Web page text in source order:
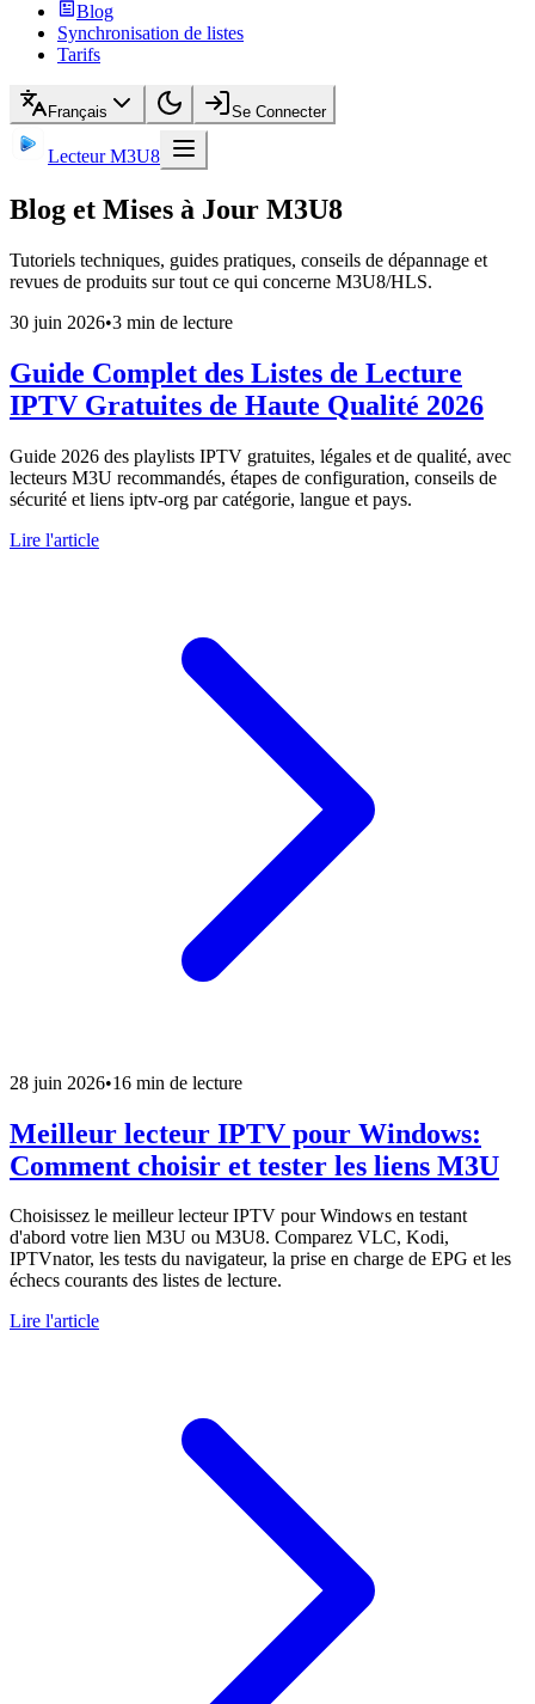
Blog
Synchronisation de listes
Tarifs
Français Se Connecter
Lecteur M3U8
Blog et Mises à Jour M3U8
Tutoriels techniques, guides pratiques, conseils de dépannage et
revues de produits sur tout ce qui concerne M3U8/HLS.
30 juin 2026•3 min de lecture
Guide Complet des Listes de Lecture
IPTV Gratuites de Haute Qualité 2026
Guide 2026 des playlists IPTV gratuites, légales et de qualité, avec
lecteurs M3U recommandés, étapes de configuration, conseils de
sécurité et liens iptv-org par catégorie, langue et pays.
Lire l'article
28 juin 2026•16 min de lecture
Meilleur lecteur IPTV pour Windows:
Comment choisir et tester les liens M3U
Choisissez le meilleur lecteur IPTV pour Windows en testant
d'abord votre lien M3U ou M3U8. Comparez VLC, Kodi,
IPTVnator, les tests du navigateur, la prise en charge de EPG et les
échecs courants des listes de lecture.
Lire l'article